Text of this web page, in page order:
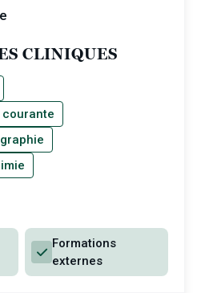
CLINIQUES
Formations
externes